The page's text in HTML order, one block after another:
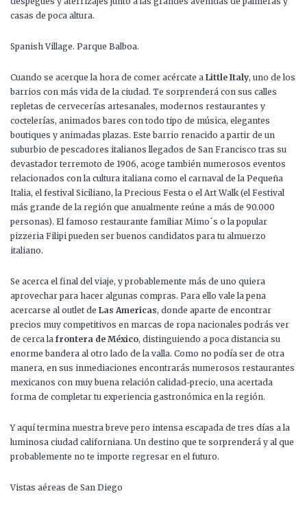
casas de poca altura.
Spanish Village. Parque Balboa.
Cuando se acerque la hora de comer acércate a Little Italy, uno de los
barrios con más vida de la ciudad. Te sorprenderá con sus calles
repletas de cervecerías artesanales, modernos restaurantes y
coctelerías, animados bares con todo tipo de música, elegantes
boutiques y animadas plazas. Este barrio renacido a partir de un
suburbio de pescadores italianos llegados de San Francisco tras su
devastador terremoto de 1906, acoge también numerosos eventos
relacionados con la cultura italiana como el carnaval de la Pequeña
Italia, el festival Siciliano, la Precious Festa o el Art Walk (el Festival
más grande de la región que anualmente reúne a más de 90.000
personas). El famoso restaurante familiar Mimo´s o la popular
pizzeria Filipi pueden ser buenos candidatos para tu almuerzo
italiano.
Se acerca el final del viaje, y probablemente más de uno quiera
aprovechar para hacer algunas compras. Para ello vale la pena
acercarse al outlet de Las Americas, donde aparte de encontrar
precios muy competitivos en marcas de ropa nacionales podrás ver
de cerca la frontera de México, distinguiendo a poca distancia su
enorme bandera al otro lado de la valla. Como no podía ser de otra
manera, en sus inmediaciones encontrarás numerosos restaurantes
mexicanos con muy buena relación calidad-precio, una acertada
forma de completar tu experiencia gastronómica en la región.
Y aquí termina nuestra breve pero intensa escapada de tres días a la
luminosa ciudad californiana. Un destino que te sorprenderá y al que
probablemente no te importe regresar en el futuro.
Vistas aéreas de San Diego